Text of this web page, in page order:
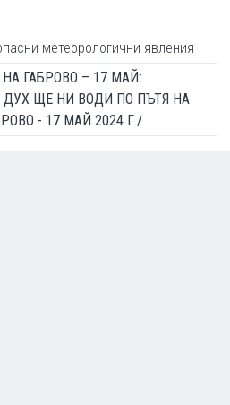
метеорологични явления
ГАБРОВО – 17 МАЙ:
ЩЕ НИ ВОДИ ПО ПЪТЯ НА
- 17 МАЙ 2024 Г./